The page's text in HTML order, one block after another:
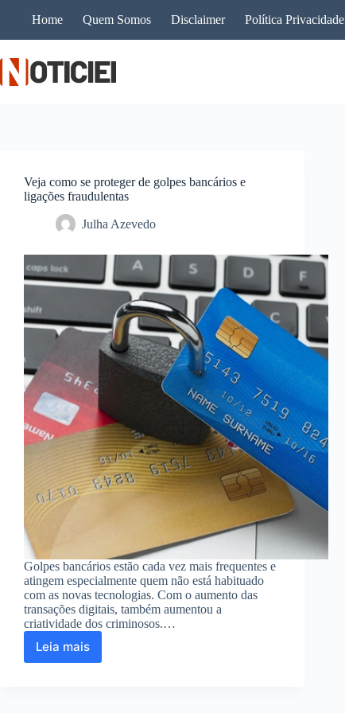
Home Quem Somos Disclaimer Política Privacidade
Veja como se proteger de golpes bancários e
ligações fraudulentas
Julha Azevedo
Golpes bancários estão cada vez mais frequentes e
atingem especialmente quem não está habituado
com as novas tecnologias. Com o aumento das
transações digitais, também aumentou a
criatividade dos criminosos.…
Leia mais
Veja